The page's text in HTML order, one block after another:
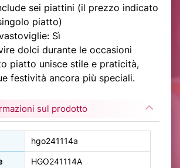
sei piattini (il prezzo indicato
piatto)
Sì
dolci durante le occasioni
piatto unisce stile e praticità,
festività ancora più speciali.
sul prodotto
hgo241114a
HGO241114A